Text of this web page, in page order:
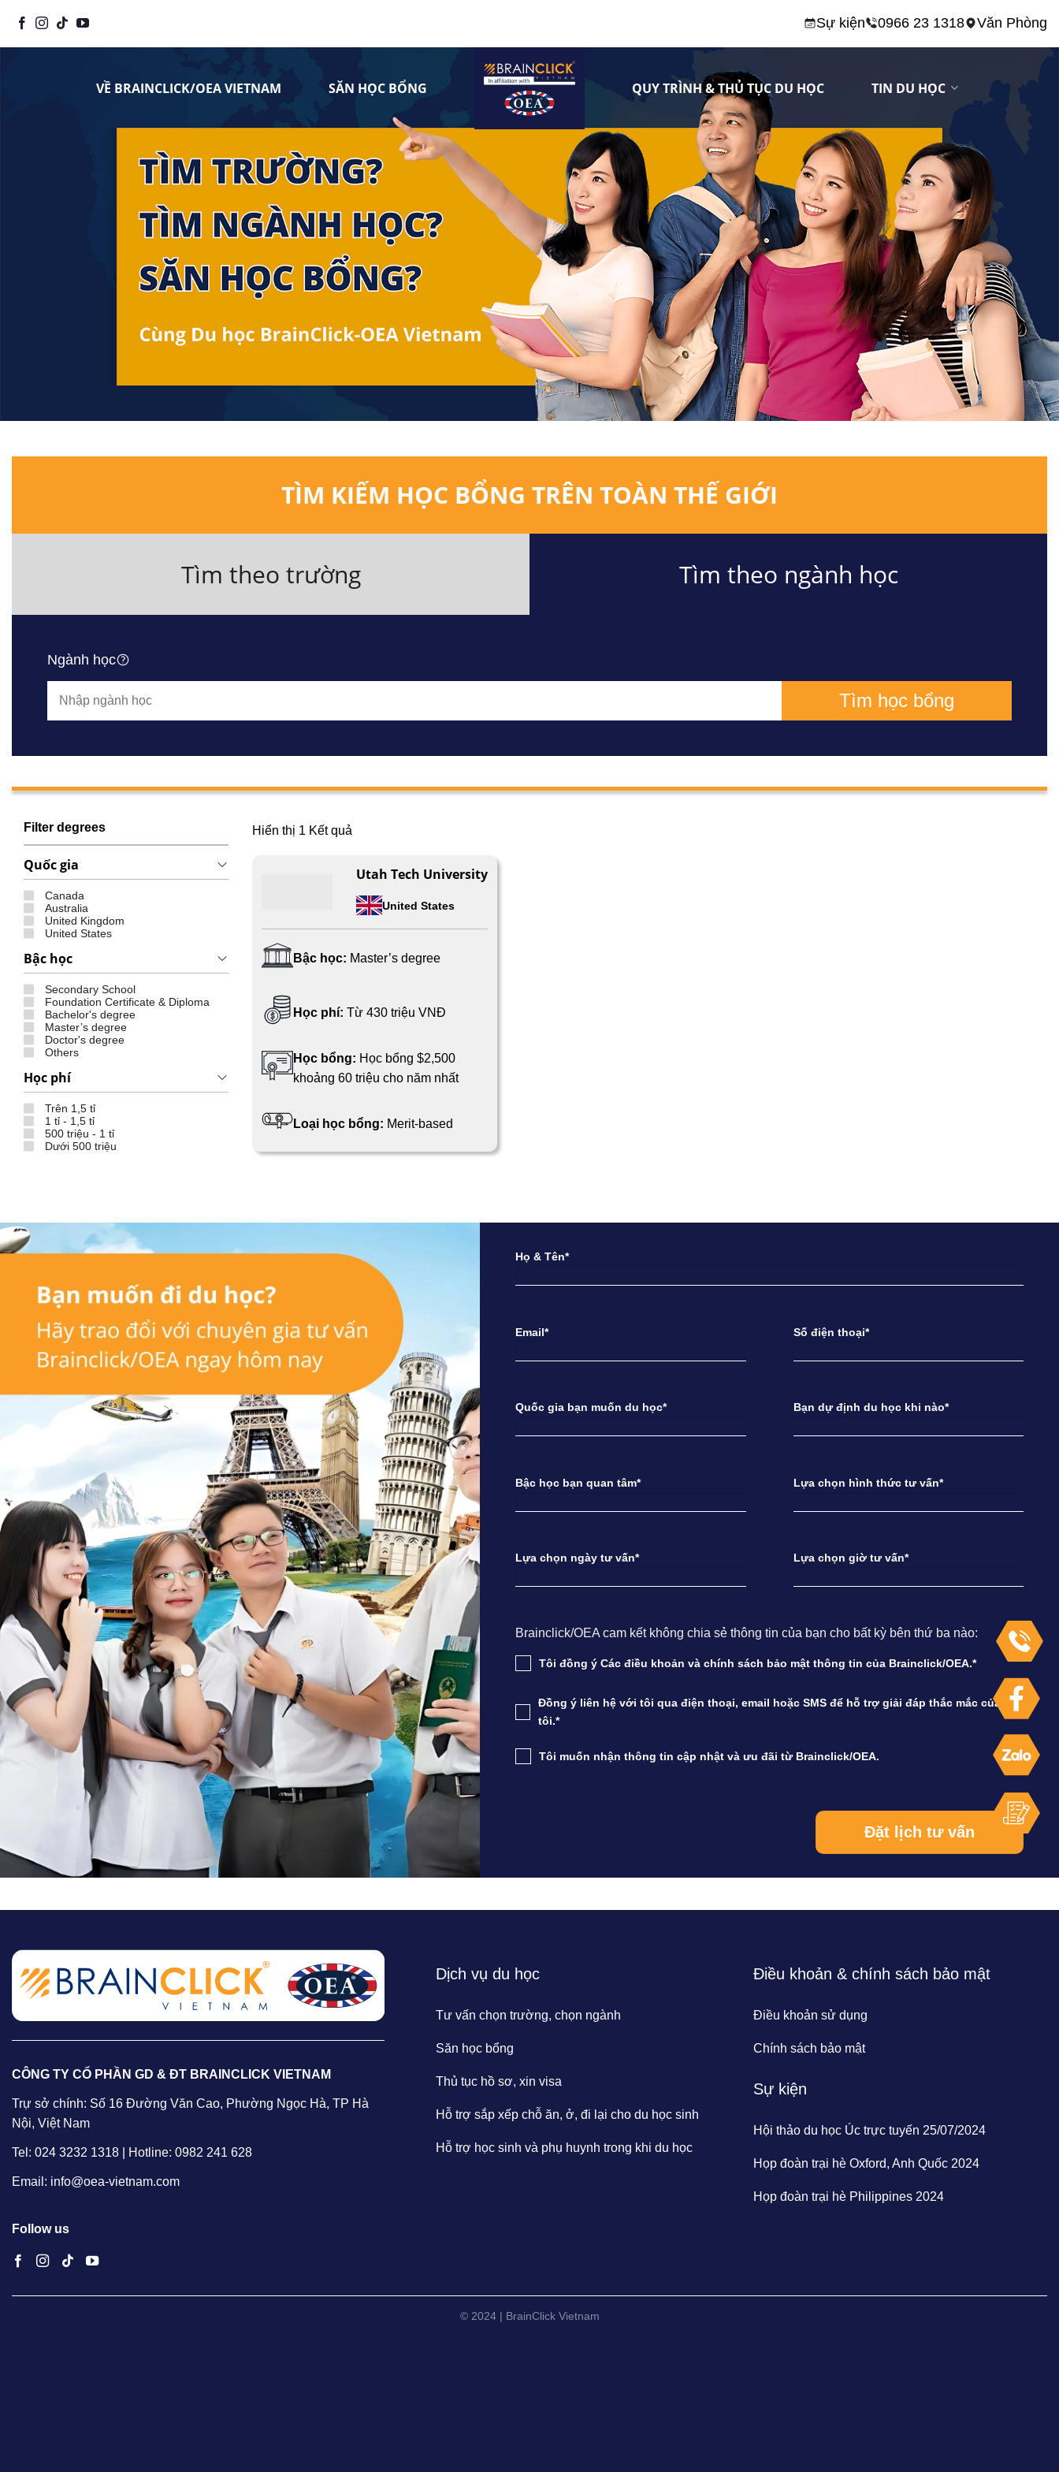
đến
nội
Sự kiện 0966 23 1318 Văn Phòng
VỀ BRAINCLICK/OEA VIETNAM SĂN HỌC BỔNG QUY TRÌNH & THỦ TỤC DU HỌC TIN DU HỌC
TÌM KIẾM HỌC BỔNG TRÊN TOÀN THẾ GIỚI
Tìm theo trường Tìm theo ngành học
Ngành học
Tìm học bổng
Filter degrees
Quốc gia
Canada
Australia
United Kingdom
United States
Bậc học
Secondary School
Foundation Certificate & Diploma
Bachelor's degree
Master’s degree
Doctor's degree
Others
Học phí
Trên 1,5 tỉ
1 tỉ - 1,5 tỉ
500 triệu - 1 tỉ
Dưới 500 triệu
Hiển thị 1 Kết quả
Utah Tech University
United States
Bậc học: Master’s degree
Học phí: Từ 430 triệu VNĐ
Học bổng: Học bổng $2,500
khoảng 60 triệu cho năm nhất
Loại học bổng: Merit-based
Họ & Tên*
Email* Số điện thoại*
Quốc gia bạn muốn du học* Bạn dự định du học khi nào*
Bậc học bạn quan tâm* Lựa chọn hình thức tư vấn*
Lựa chọn ngày tư vấn* Lựa chọn giờ tư vấn*
Brainclick/OEA cam kết không chia sẻ thông tin của bạn cho bất kỳ bên thứ ba nào:
Tôi đồng ý Các điều khoản và chính sách bảo mật thông tin của Brainclick/OEA.*
Đồng ý liên hệ với tôi qua điện thoại, email hoặc SMS để hỗ trợ giải đáp thắc mắc của
tôi.*
Tôi muốn nhận thông tin cập nhật và ưu đãi từ Brainclick/OEA.
CÔNG TY CỔ PHẦN GD & ĐT BRAINCLICK VIETNAM
Trự sở chính: Số 16 Đường Văn Cao, Phường Ngọc Hà, TP Hà
Nội, Việt Nam
Tel: 024 3232 1318 | Hotline: 0982 241 628
Email: info@oea-vietnam.com
Follow us
Dịch vụ du học
Tư vấn chọn trường, chọn ngành
Săn học bổng
Thủ tục hồ sơ, xin visa
Hỗ trợ sắp xếp chỗ ăn, ở, đi lại cho du học sinh
Hỗ trợ học sinh và phụ huynh trong khi du học
Điều khoản & chính sách bảo mật
Điều khoản sử dụng
Chính sách bảo mật
Sự kiện
Hội thảo du học Úc trực tuyến 25/07/2024
Họp đoàn trại hè Oxford, Anh Quốc 2024
Họp đoàn trại hè Philippines 2024
© 2024 | BrainClick Vietnam